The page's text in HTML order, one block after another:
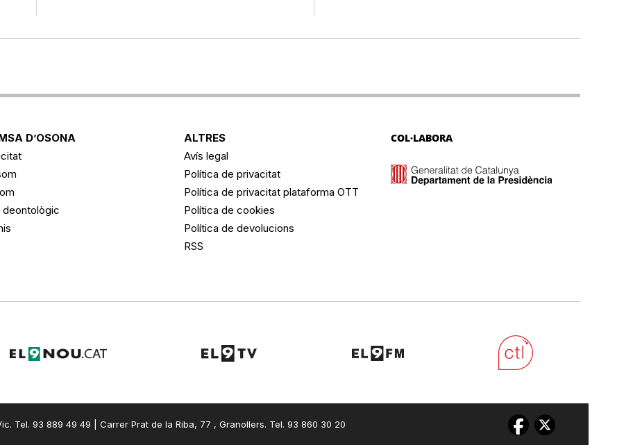
D’OSONA
deontològic
ALTRES
Avís legal
Política de privacitat
Política de privacitat plataforma OTT
Política de cookies
Política de devolucions
RSS
COL·LABORA
Tel. 93 889 49 49 | Carrer Prat de la Riba, 77 , Granollers. Tel. 93 860 30 20